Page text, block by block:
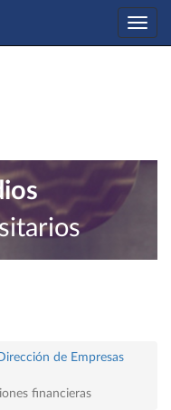
de Empresas
financieras